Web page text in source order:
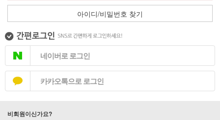
아이디/비밀번호 찾기
네이버로 로그인
카카오톡으로 로그인
비회원이신가요?